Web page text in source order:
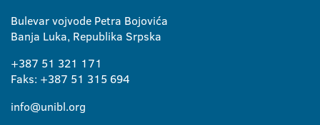
Bulevar vojvode Petra Bojovića
Banja Luka, Republika Srpska
+387 51 321 171
Faks: +387 51 315 694
info@unibl.org